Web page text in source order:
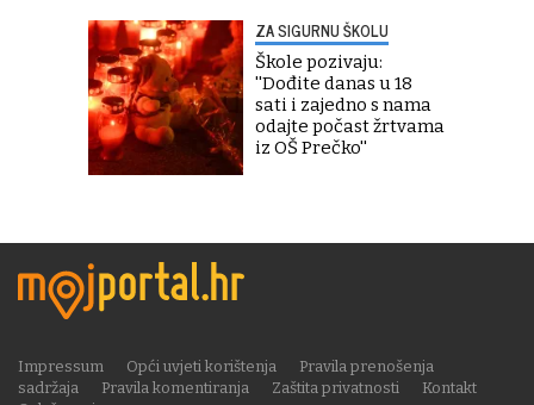
ZA SIGURNU ŠKOLU
Škole pozivaju:
''Dođite danas u 18
sati i zajedno s nama
odajte počast žrtvama
iz OŠ Prečko''
Impressum Opći uvjeti korištenja
Pravila prenošenja
sadržaja
Pravila komentiranja Zaštita privatnosti
Kontakt